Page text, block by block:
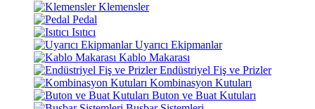
Klemensler
Pedal
Isıtıcı
Uyarıcı Ekipmanlar
Kablo Makarası
Endüstriyel Fiş ve Prizler
Kombinasyon Kutuları
Buton ve Buat Kutuları